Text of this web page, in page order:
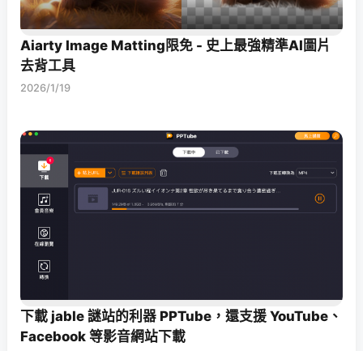
Aiarty Image Matting限免 - 史上最強精準AI圖片
去背工具
2026/1/19
下載 jable 謎站的利器 PPTube，還支援 YouTube、
Facebook 等影音網站下載